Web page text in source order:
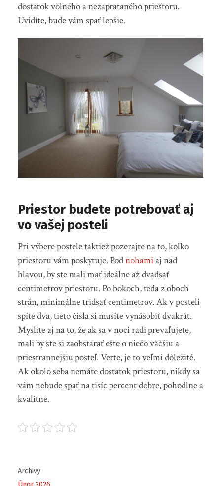
dostatok voľného a nezaprataného priestoru.
Uvidíte, bude vám spať lepšie.
Priestor budete potrebovať aj
vo vašej posteli
Pri výbere postele taktiež pozerajte na to, koľko
priestoru vám poskytuje. Podnohamiaj nad
hlavou, by ste mali mať ideálne až dvadsať
centimetrov priestoru. Po bokoch, teda z oboch
strán, minimálne tridsať centimetrov. Ak v posteli
spíte dva, tieto čísla si musíte vynásobiť dvakrát.
Myslite aj na to, že ak sa v noci radi prevaľujete,
mali by ste si zaobstarať ešte o niečo väčšiu a
priestrannejšiu posteľ. Verte, je to veľmi dôležité.
Ak okolo seba nemáte dostatok priestoru, nikdy sa
vám nebude spať na tisíc percent dobre, pohodlne a
kvalitne.
Archivy
Únor 2026